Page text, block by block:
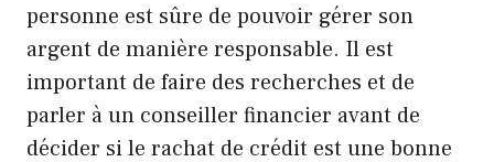
personne est sûre de pouvoir gérer son
argent de manière responsable. Il est
important de faire des recherches et de
parler à un conseiller financier avant de
décider si le rachat de crédit est une bonne